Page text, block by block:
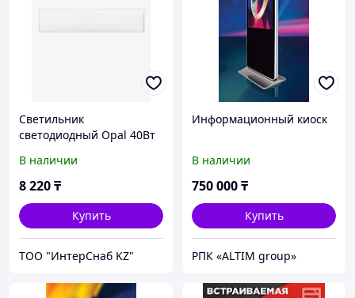
Светильник
светодиодный Opal 40Вт
180х1195х30мм IP40
панель
В наличии
8 220₸
Купить
ТОО "ИнтерСнаб KZ"
Информационный киоск
В наличии
750 000₸
Купить
РПК «ALTIM group»